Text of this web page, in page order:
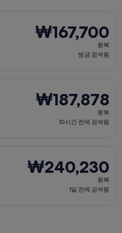
₩167,700
왕
검
색
₩167,700
왕복
방금 검색됨
₩187,878
왕
간
전
₩187,878
왕복
10시간 전에 검색됨
₩240,230
왕
₩240,230
왕복
1일 전에 검색됨